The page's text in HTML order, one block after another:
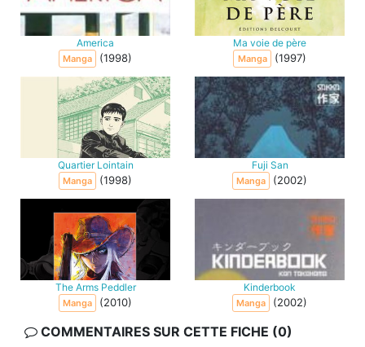
America
Manga (1998)
Ma voie de père
Manga (1997)
Quartier Lointain
Manga (1998)
Fuji San
Manga (2002)
The Arms Peddler
Manga (2010)
Kinderbook
Manga (2002)
COMMENTAIRES SUR CETTE FICHE (0)